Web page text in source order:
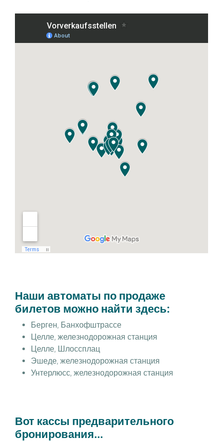
Наши автоматы по продаже
билетов можно найти здесь:
Берген, Банхофштрассе
Целле, железнодорожная станция
Целле, Шлоссплац
Эшеде, железнодорожная станция
Унтерлюсс, железнодорожная станция
Вот кассы предварительного
бронирования...